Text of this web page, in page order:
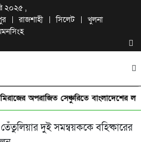
২০২৫ ,
রাজশাহী সিলেট
খুলনা
অপরাজিত সেঞ্চুরিতে বাংলাদেশের লড়াই
তেঁতুলিয়ার দুই সমন্বয়ককে বহিষ্কারের